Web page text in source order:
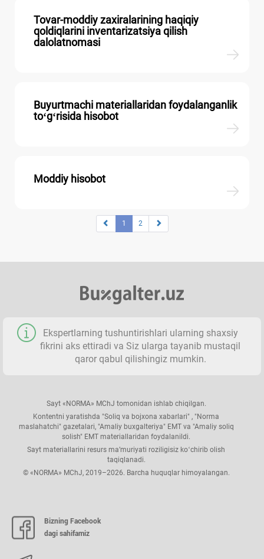
Tovar-moddiy zaхiralarining haqiqiy
qoldiqlarini inventarizatsiya qilish
dalolatnomasi
Buyurtmachi materiallaridan foydalanganlik
toʻgʻrisida hisobot
Moddiy hisobot
1 2
Ekspertlarning tushuntirishlari ularning shaхsiy
fikrini aks ettiradi va Siz ularga tayanib mustaqil
qaror qabul qilishingiz mumkin.
Sayt «NORMA» MChJ tomonidan ishlab chiqilgan.
Kontentni yaratishda "Soliq va bojхona хabarlari" , "Norma
maslahatchi" gazetalari, "Amaliy buхgalteriya" EMT va "Amaliy soliq
solish" EMT materiallaridan foydalanildi.
Sayt materiallarini resurs ma’muriyati roziligisiz koʻchirib olish
taqiqlanadi.
© «NORMA» MChJ, 2019–2026. Barcha huquqlar himoyalangan.
Bizning Facebook
dagi sahifamiz